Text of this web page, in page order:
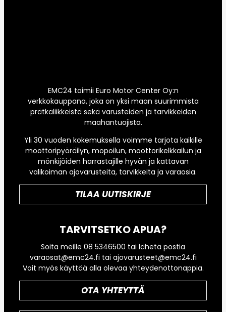
EMC24 toimii Euro Motor Center Oy:n
verkkokauppana, joka on yksi maan suurimmista
prätkäliikkeistä sekä varusteiden ja tarvikkeiden
maahantuojista.
Yli 30 vuoden kokemuksella voimme tarjota kaikille
moottoripyöräilyn, mopoilun, moottorikelkkailun ja
mönkijöiden harrastajille hyvän ja kattavan
valikoiman ajovarusteita, tarvikkeita ja varaosia.
TILAA UUTISKIRJE
TARVITSETKO APUA?
Soita meille 08 5346500 tai lähetä postia
varaosat@emc24.fi tai ajovarusteet@emc24.fi
Voit myös käyttää alla olevaa yhteydenottonappia.
OTA YHTEYTTÄ